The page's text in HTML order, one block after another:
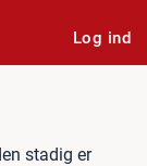
Log ind
stærk
stadig er